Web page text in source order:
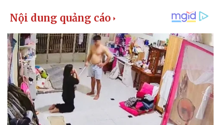
Thể thao
Bóng đá
Ô tô - Xe máy
Ô tô